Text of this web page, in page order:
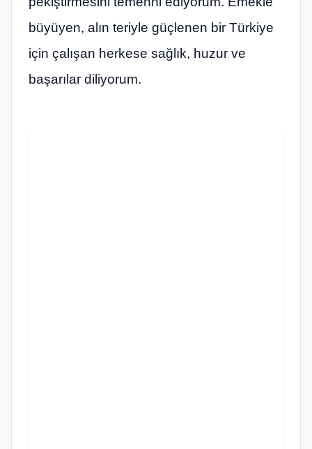
büyüyen, alın teriyle güçlenen bir Türkiye
için çalışan herkese sağlık, huzur ve
başarılar diliyorum.